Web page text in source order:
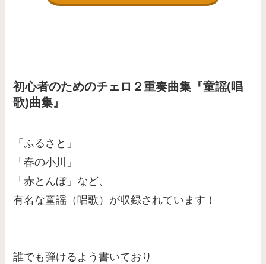
初心者のためのチェロ２重奏曲集『童謡(唱
歌)曲集』
「ふるさと」
「春の小川」
「赤とんぼ」など、
有名な童謡（唱歌）が収録されています！
誰でも弾けるよう書いており